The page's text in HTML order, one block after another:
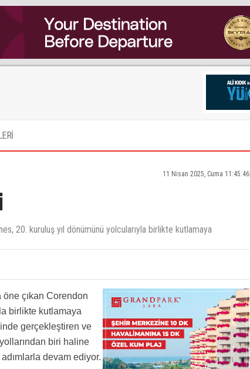
11 Nisan 2025, Cuma 11:45:46
20. kuruluş yıl dönümünü yolcularıyla birlikte kutlamaya
öne çıkan Corendon
birlikte kutlamaya
gerçekleştiren ve
biri haline
devam ediyor.